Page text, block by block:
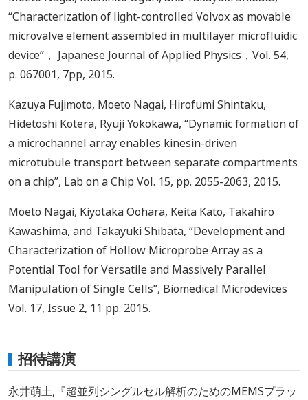
“Characterization of light-controlled Volvox as movable
microvalve element assembled in multilayer microfluidic
device”， Japanese Journal of Applied Physics，Vol. 54,
p. 067001, 7pp, 2015.
Kazuya Fujimoto, Moeto Nagai, Hirofumi Shintaku,
Hidetoshi Kotera, Ryuji Yokokawa, “Dynamic formation of
a microchannel array enables kinesin-driven
microtubule transport between separate compartments
on a chip”, Lab on a Chip Vol. 15, pp. 2055-2063, 2015.
Moeto Nagai, Kiyotaka Oohara, Keita Kato, Takahiro
Kawashima, and Takayuki Shibata, “Development and
Characterization of Hollow Microprobe Array as a
Potential Tool for Versatile and Massively Parallel
Manipulation of Single Cells”, Biomedical Microdevices
Vol. 17, Issue 2, 11 pp. 2015.
招待講演
永井萌土,『超並列シングルセル解析のためのMEMSプラッ